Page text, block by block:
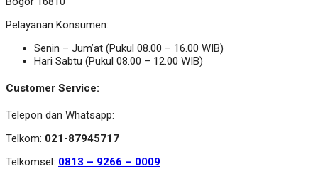
Pelayanan Konsumen:
Senin – Jum’at (Pukul 08.00 – 16.00 WIB)
Hari Sabtu (Pukul 08.00 – 12.00 WIB)
Customer Service:
Telepon dan Whatsapp:
Telkom: 021-87945717
Telkomsel: 0813 – 9266 – 0009